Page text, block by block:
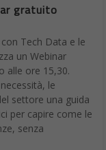
gratuito
Tech Data e le
un Webinar
alle ore 15,30.
le
settore una guida
per capire come le
senza